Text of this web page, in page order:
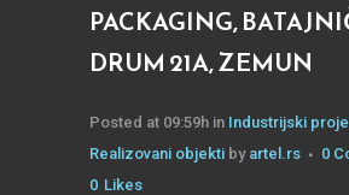
PACKAGING,
DRUM 21A, ZEMUN
Posted at 09:59h in Industrijski
Realizovani objekti by artel.rs
0
0 Likes